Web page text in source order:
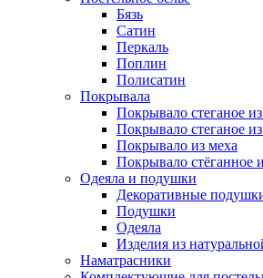
Бязь
Сатин
Перкаль
Поплин
Полисатин
Покрывала
Покрывало стеганое
Покрывало стеганое
Покрывало из меха
Покрывало стёганное
Одеяла и подушки
Декоративные
Подушки
Одеяла
Изделия из
Наматраcники